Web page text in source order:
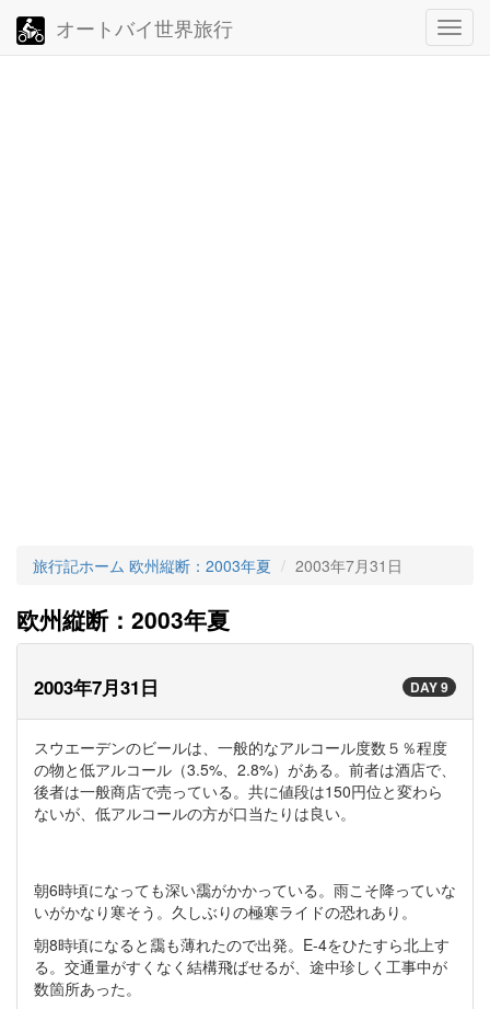
ト
グ
オートバイ世界旅行
旅行記ホーム 欧州縦断：2003年夏 2003年7月31日
欧州縦断：2003年夏
2003年7月31日 DAY 9
スウエーデンのビールは、一般的なアルコール度数５％程度
の物と低アルコール（3.5%、2.8%）がある。前者は酒店で、
後者は一般商店で売っている。共に値段は150円位と変わら
ないが、低アルコールの方が口当たりは良い。
朝6時頃になっても深い靄がかかっている。雨こそ降っていな
いがかなり寒そう。久しぶりの極寒ライドの恐れあり。
朝8時頃になると靄も薄れたので出発。E-4をひたすら北上す
る。交通量がすくなく結構飛ばせるが、途中珍しく工事中が
数箇所あった。